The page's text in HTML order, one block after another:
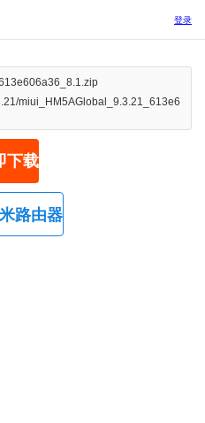
登录
miui_HM5AGlobal_9.3.21_613e6
下载
路由器